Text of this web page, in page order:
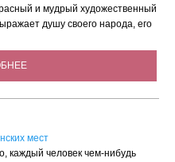
и мудрый художественный
душу своего народа, его
мест
каждый человек чем-нибудь